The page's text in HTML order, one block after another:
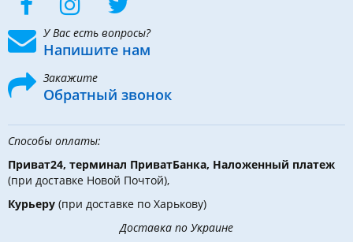
У Вас есть вопросы?
Напишите нам
Закажите
Обратный звонок
Способы оплаты:
Приват24, терминал ПриватБанка, Наложенный платеж
(при доставке Новой Почтой),
Курьеру (при доставке по Харькову)
Доставка по Украине